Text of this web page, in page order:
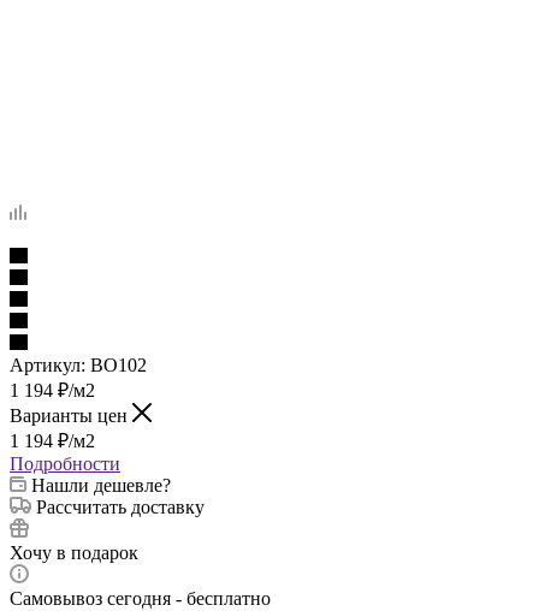
Артикул: BO102
1 194 ₽/м2
Варианты цен
1 194 ₽/м2
Подробности
Нашли дешевле?
Рассчитать доставку
Хочу в подарок
Самовывоз сегодня - бесплатно